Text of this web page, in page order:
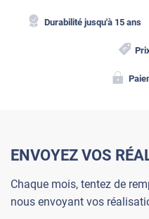
Durabilité jusqu'à 15 ans
ENVOYEZ VOS
Chaque mois, tentez de
nous envoyant vos